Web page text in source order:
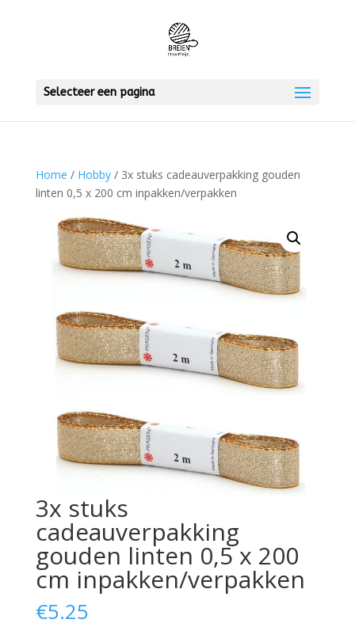
Selecteer een pagina
Home / Hobby/ 3x stuks cadeauverpakking gouden
linten 0,5 x 200 cm inpakken/verpakken
3x stuks
cadeauverpakking
gouden linten 0,5 x 200
cm inpakken/verpakken
€5.25